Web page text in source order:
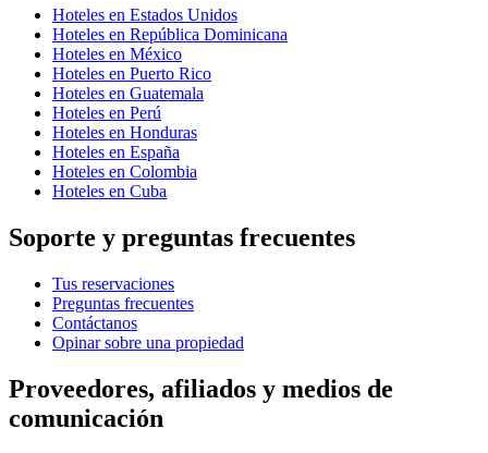
Hoteles en Estados Unidos
Hoteles en República Dominicana
Hoteles en México
Hoteles en Puerto Rico
Hoteles en Guatemala
Hoteles en Perú
Hoteles en Honduras
Hoteles en España
Hoteles en Colombia
Hoteles en Cuba
Soporte y preguntas frecuentes
Tus reservaciones
Preguntas frecuentes
Contáctanos
Opinar sobre una propiedad
Proveedores, afiliados y medios de
comunicación